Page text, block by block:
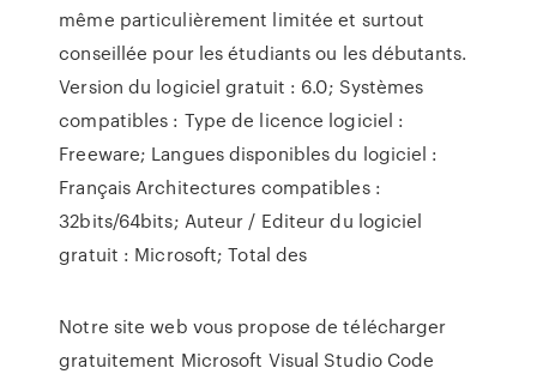
même particulièrement limitée et surtout
conseillée pour les étudiants ou les débutants.
Version du logiciel gratuit : 6.0; Systèmes
compatibles : Type de licence logiciel :
Freeware; Langues disponibles du logiciel :
Français Architectures compatibles :
32bits/64bits; Auteur / Editeur du logiciel
gratuit : Microsoft; Total des
Notre site web vous propose de télécharger
gratuitement Microsoft Visual Studio Code